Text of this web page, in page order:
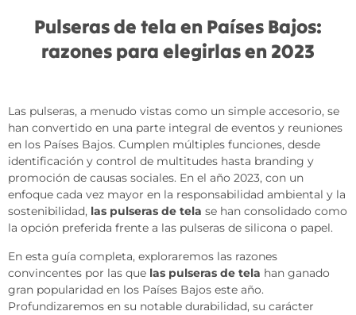
Pulseras de tela en Países Bajos:
razones para elegirlas en 2023
Las pulseras, a menudo vistas como un simple accesorio, se
han convertido en una parte integral de eventos y reuniones
en los Países Bajos. Cumplen múltiples funciones, desde
identificación y control de multitudes hasta branding y
promoción de causas sociales. En el año 2023, con un
enfoque cada vez mayor en la responsabilidad ambiental y la
sostenibilidad, las pulseras de tela se han consolidado como
la opción preferida frente a las pulseras de silicona o papel.
En esta guía completa, exploraremos las razones
convincentes por las que las pulseras de tela han ganado
gran popularidad en los Países Bajos este año.
Profundizaremos en su notable durabilidad, su carácter